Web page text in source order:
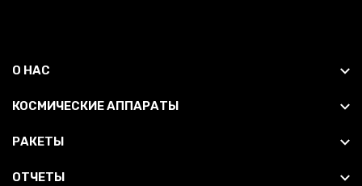
О НАС
КОСМИЧЕСКИЕ АППАРАТЫ
РАКЕТЫ
ОТЧЕТЫ